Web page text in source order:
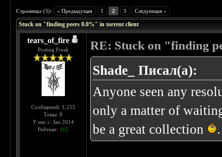
Страницы (3): « Предыдущая 1 2 3 Следующая »
Stuck on "finding peers 0.0%" in torrent client
tears_of_fire
Posting Freak
Сообщений: 1,255
Темы: 8
У нас с: Jan 2014
Рейтинг: 115
RE: Stuck on "finding
Shade_ Писал(а):
Anyone seen any
only a matter of
be a great collection
.